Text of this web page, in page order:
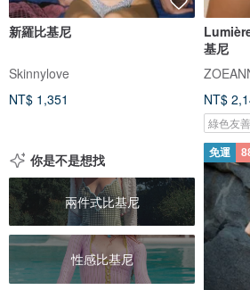
新羅比基尼
Skinnylove
NT$ 1,351
基尼
NT$
綠色友善
你是不是想找
兩件式比基尼
性感比基尼
免運